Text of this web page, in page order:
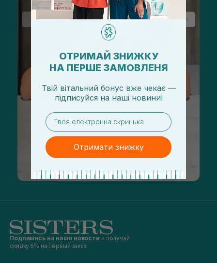
Подпишись на наши новости и получай
скидку 5% на первый заказ
ОТРИМАЙ ЗНИЖКУ
НА ПЕРШЕ ЗАМОВЛЕНЯ
Твій вітальний бонус вже чекає —
підписуйся на наші новини!
email
Отримати знижку